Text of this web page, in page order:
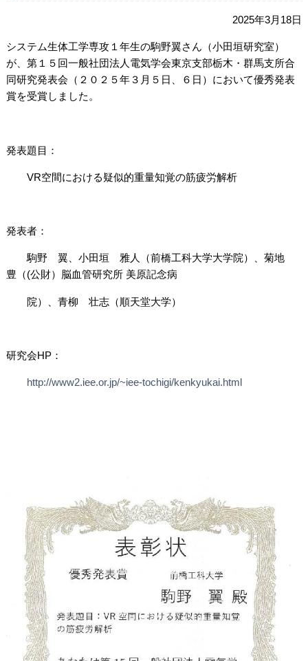
2025年3月18日
システム生体工学専攻１年生の駒野翼さん（小田垣研究室）
が、第１５回一般社団法人電気学会東京支部栃木・群馬支所合
同研究発表会（２０２５年３月５日、６日）において優秀発表
賞を受賞しました。
発表題目：
VR空間における疑似的重量知覚の筋疲労解析
発表者：
駒野 翼、小田垣 雅人（前橋工科大学大学院）、菊地
豊（(公財）脳血管研究所 美原記念病
院）、青柳 壮志（順天堂大学）
研究会HP：
http://www2.iee.or.jp/~iee-tochigi/kenkyukai.html